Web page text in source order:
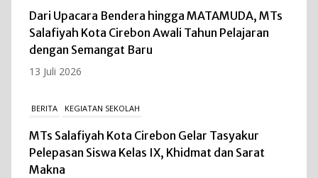
Dari Upacara Bendera hingga MATAMUDA, MTs
Salafiyah Kota Cirebon Awali Tahun Pelajaran
dengan Semangat Baru
13 Juli 2026
BERITA KEGIATAN SEKOLAH
MTs Salafiyah Kota Cirebon Gelar Tasyakur
Pelepasan Siswa Kelas IX, Khidmat dan Sarat
Makna